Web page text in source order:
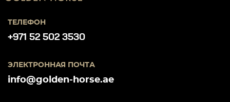
ТЕЛЕФОН
+971 52 502 3530
ЭЛЕКТРОННАЯ ПОЧТА
info@golden-horse.ae